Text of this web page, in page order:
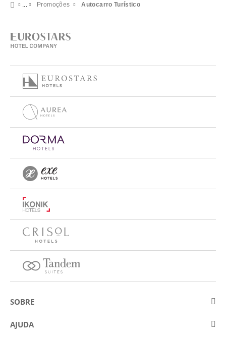
Promoções Autocarro Turístico
SOBRE
Sobre a Eurostars Hotel Company
AJUDA